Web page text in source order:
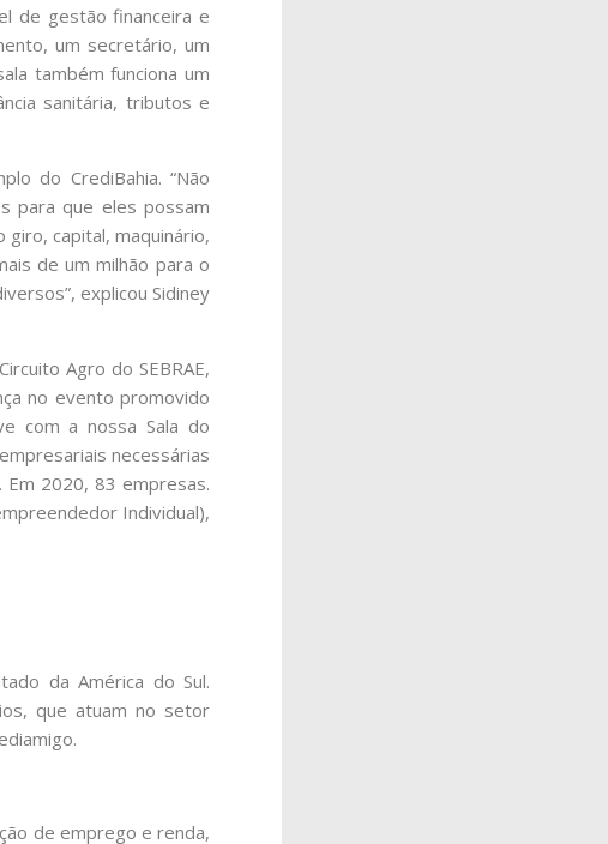
de gestão financeira e
um secretário, um
também funciona um
sanitária, tributos e
do CrediBahia. “Não
para que eles possam
capital, maquinário,
de um milhão para o
explicou Sidiney
Agro do SEBRAE,
no evento promovido
com a nossa Sala do
necessárias
2020, 83 empresas.
Individual),
da América do Sul.
que atuam no setor
de emprego e renda,